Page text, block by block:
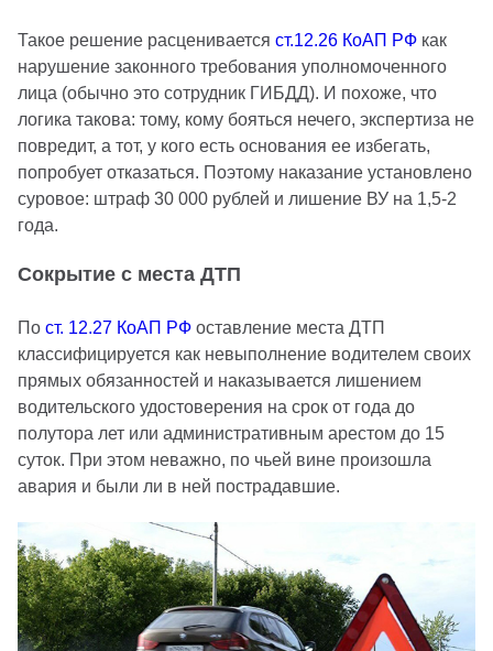
Такое решение расценивается ст.12.26 КоАП РФ как
нарушение законного требования уполномоченного
лица (обычно это сотрудник ГИБДД). И похоже, что
логика такова: тому, кому бояться нечего, экспертиза не
повредит, а тот, у кого есть основания ее избегать,
попробует отказаться. Поэтому наказание установлено
суровое: штраф 30 000 рублей и лишение ВУ на 1,5-2
года.
Сокрытие с места ДТП
По ст. 12.27 КоАП РФ оставление места ДТП
классифицируется как невыполнение водителем своих
прямых обязанностей и наказывается лишением
водительского удостоверения на срок от года до
полутора лет или административным арестом до 15
суток. При этом неважно, по чьей вине произошла
авария и были ли в ней пострадавшие.